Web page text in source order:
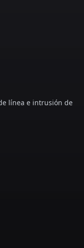
línea e intrusión de